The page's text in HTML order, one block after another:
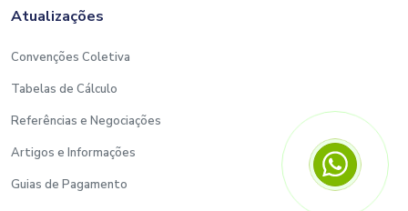
Atualizações
Convenções Coletiva
Tabelas de Cálculo
Referências e Negociações
Artigos e Informações
Guias de Pagamento